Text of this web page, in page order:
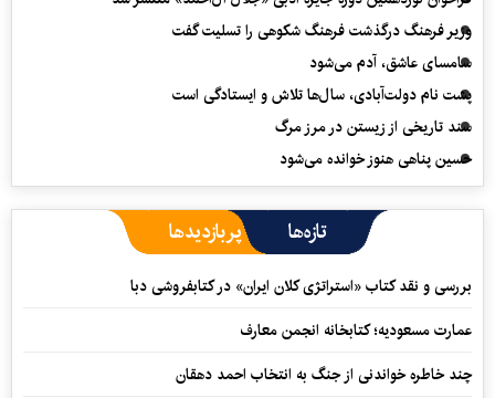
وزیر فرهنگ درگذشت فرهنگ شکوهی را تسلیت گفت
سامسای عاشق، آدم می‌شود
پشت نام دولت‌آبادی، سال‌ها تلاش و ایستادگی است
سند تاریخی از زیستن در مرز مرگ
حسین پناهی هنوز خوانده می‌شود
تازه‌ها پربازدیدها
بررسی و نقد کتاب «استراتژی کلان ایران» در کتابفروشی دبا
عمارت مسعودیه؛ کتابخانه انجمن معارف
چند خاطره خواندنی از جنگ به انتخاب احمد دهقان